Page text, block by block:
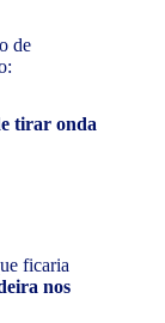
de
tirar onda
ficaria
nos